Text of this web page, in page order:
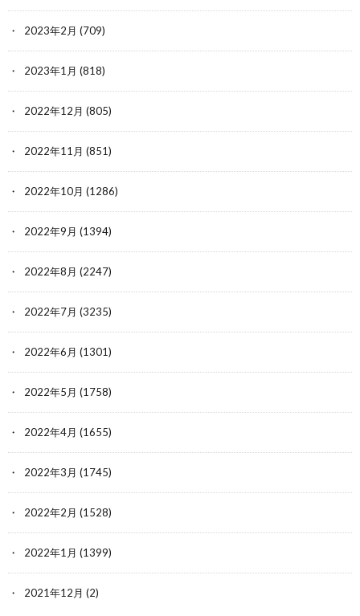
2023年2月 (709)
2023年1月 (818)
2022年12月 (805)
2022年11月 (851)
2022年10月 (1286)
2022年9月 (1394)
2022年8月 (2247)
2022年7月 (3235)
2022年6月 (1301)
2022年5月 (1758)
2022年4月 (1655)
2022年3月 (1745)
2022年2月 (1528)
2022年1月 (1399)
2021年12月 (2)